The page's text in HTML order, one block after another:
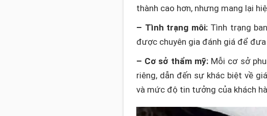
thành cao hơn, nhưng mang lại
– Tình trạng môi:Tình trạng
được chuyên gia đánh giá để
– Cơ sở thẩm mỹ:Mỗi cơ sở
riêng, dẫn đến sự khác biệt về
và mức độ tin tưởng của khách